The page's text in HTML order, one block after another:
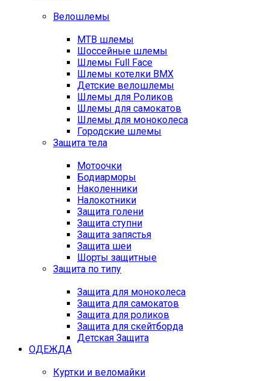
Велошлемы
MTB шлемы
Шоссейные шлемы
Шлемы Full Face
Шлемы котелки BMX
Детские велошлемы
Шлемы для Роликов
Шлемы для самокатов
Шлемы для моноколеса
Городские шлемы
Защита тела
Мотоочки
Бодиарморы
Наколенники
Налокотники
Защита голени
Защита ступни
Защита запястья
Защита шеи
Шорты защитные
Защита по типу
Защита для моноколеса
Защита для самокатов
Защита для роликов
Защита для скейтборда
Детская Защита
ОДЕЖДА
Куртки и веломайки